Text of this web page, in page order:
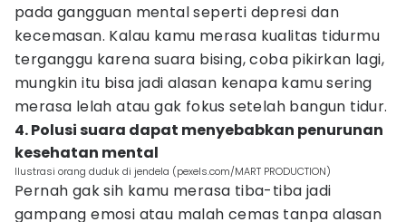
pada gangguan mental seperti depresi dan
kecemasan. Kalau kamu merasa kualitas tidurmu
terganggu karena suara bising, coba pikirkan lagi,
mungkin itu bisa jadi alasan kenapa kamu sering
merasa lelah atau gak fokus setelah bangun tidur.
4. Polusi suara dapat menyebabkan penurunan
kesehatan mental
Ilustrasi orang duduk di jendela (pexels.com/MART PRODUCTION)
Pernah gak sih kamu merasa tiba-tiba jadi
gampang emosi atau malah cemas tanpa alasan